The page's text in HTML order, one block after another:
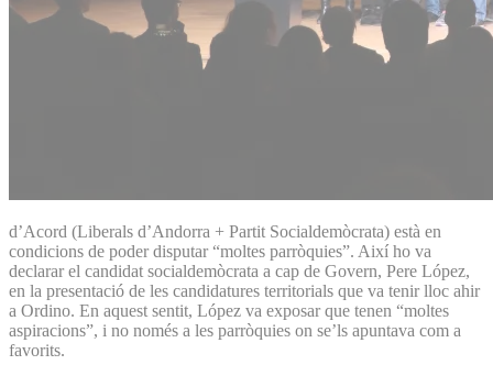
d’Acord (Liberals d’Andorra + Partit Socialdemòcrata) està en
condicions de poder disputar “moltes parròquies”. Així ho va
declarar el candidat socialdemòcrata a cap de Govern, Pere López,
en la presentació de les candidatures territorials que va tenir lloc ahir
a Ordino. En aquest sentit, López va exposar que tenen “moltes
aspiracions”, i no només a les parròquies on se’ls apuntava com a
favorits.